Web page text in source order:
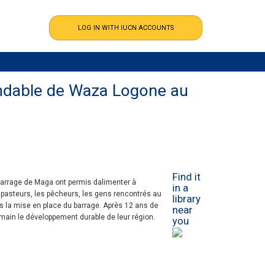
de Waza Logone au
de Maga ont permis dalimenter à
les pêcheurs, les gens rencontrés au
mise en place du barrage. Après 12 ans de
le développement durable de leur région.
Find it
in a
library
near
you